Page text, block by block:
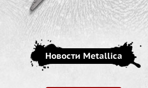
Новости Metallica